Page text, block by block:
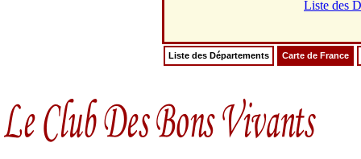
Liste des
Liste des Départements Carte de France